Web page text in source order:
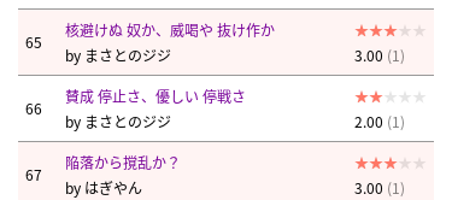
65
核避けぬ 奴か、威喝や 抜け作か
by まさとのジジ 3.00 (1)
66
賛成 停止さ、優しい 停戦さ
by まさとのジジ 2.00 (1)
67
陥落から撹乱か？
by はぎやん 3.00 (1)